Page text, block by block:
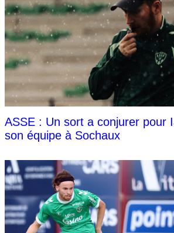
ASSE : Un sort a conjurer pour
son équipe à Sochaux